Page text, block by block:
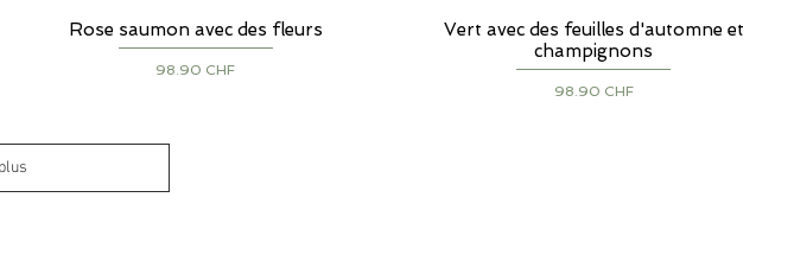
Aperçu rapide
Rose saumon avec des fleurs
Prix
98.90 CHF
Aperçu rapide
Vert avec des feuilles d'automne et
champignons
Prix
98.90 CHF